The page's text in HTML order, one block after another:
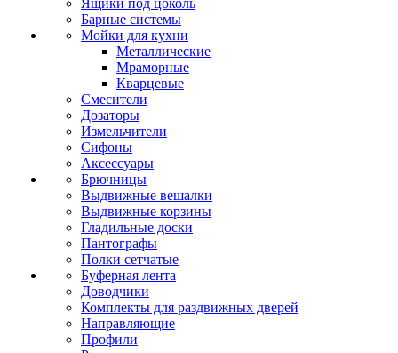
Ящики под цоколь
Барные системы
Мойки для кухни
Металлические
Мраморные
Кварцевые
Смесители
Дозаторы
Измельчители
Сифоны
Аксессуары
Брючницы
Выдвижные вешалки
Выдвижные корзины
Гладильные доски
Пантографы
Полки сетчатые
Буферная лента
Доводчики
Комплекты для раздвижных дверей
Направляющие
Профили